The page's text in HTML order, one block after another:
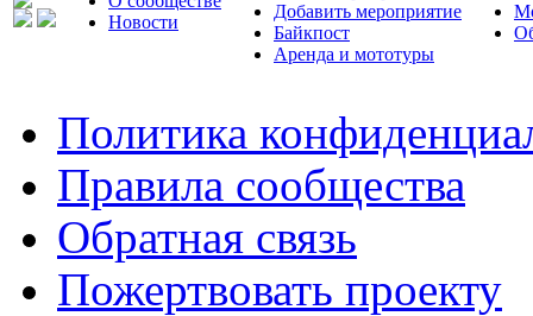
Новости
Добавить мероприятие
Байкпост
Аренда и мототуры
Политика
Правила сообщества
Обратная связь
Пожертвовать проекту